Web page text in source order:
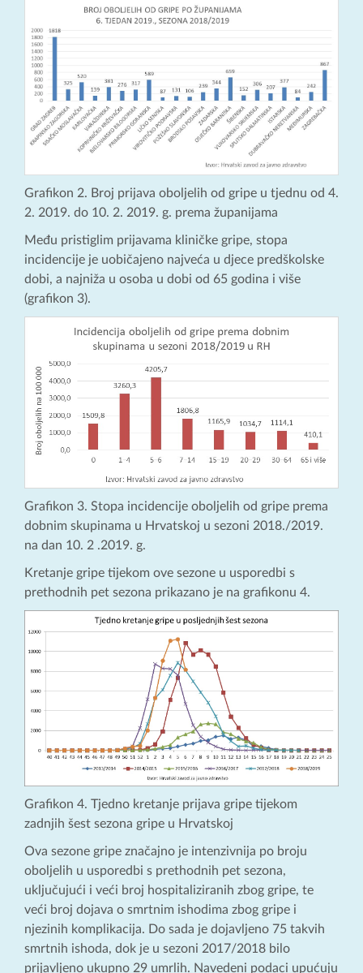
Grafikon 2. Broj prijava oboljelih od gripe u tjednu od 4.
2. 2019. do 10. 2. 2019. g. prema županijama
Među pristiglim prijavama kliničke gripe, stopa
incidencije je uobičajeno najveća u djece predškolske
dobi, a najniža u osoba u dobi od 65 godina i više
(grafikon 3).
Grafikon 3. Stopa incidencije oboljelih od gripe prema
dobnim skupinama u Hrvatskoj u sezoni 2018./2019.
na dan 10. 2 .2019. g.
Kretanje gripe tijekom ove sezone u usporedbi s
prethodnih pet sezona prikazano je na grafikonu 4.
Grafikon 4. Tjedno kretanje prijava gripe tijekom
zadnjih šest sezona gripe u Hrvatskoj
Ova sezone gripe značajno je intenzivnija po broju
oboljelih u usporedbi s prethodnih pet sezona,
uključujući i veći broj hospitaliziranih zbog gripe, te
veći broj dojava o smrtnim ishodima zbog gripe i
njezinih komplikacija. Do sada je dojavljeno 75 takvih
smrtnih ishoda, dok je u sezoni 2017/2018 bilo
prijavljeno ukupno 29 umrlih. Navedeni podaci upućuju